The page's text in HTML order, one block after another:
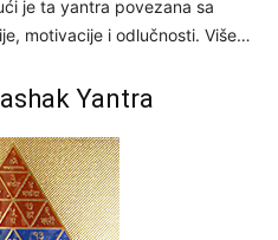
je ta yantra povezana sa
motivacije i odlučnosti. Više…
Yantra